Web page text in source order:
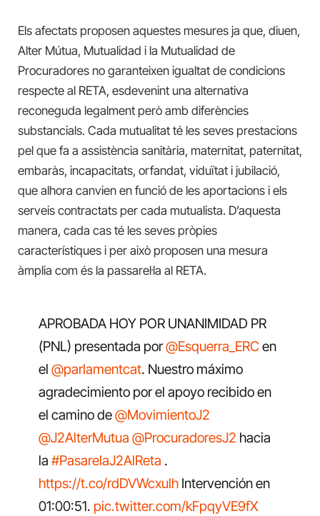
Els afectats proposen aquestes mesures ja que, diuen,
Alter Mútua, Mutualidad i la Mutualidad de
Procuradores no garanteixen igualtat de condicions
respecte al RETA, esdevenint una alternativa
reconeguda legalment però amb diferències
substancials. Cada mutualitat té les seves prestacions
pel que fa a assistència sanitària, maternitat, paternitat,
embaràs, incapacitats, orfandat, viduïtat i jubilació,
que alhora canvien en funció de les aportacions i els
serveis contractats per cada mutualista. D’aquesta
manera, cada cas té les seves pròpies
característiques i per això proposen una mesura
àmplia com és la passarel·la al RETA.
APROBADA HOY POR UNANIMIDAD PR
(PNL) presentada por@Esquerra_ERCen
el @parlamentcat. Nuestro máximo
agradecimiento por el apoyo recibido en
el camino de@MovimientoJ2
@J2AlterMutua @ProcuradoresJ2 hacia
la #PasarelaJ2AlReta .
https://t.co/rdDVWcxulhIntervención en
01:00:51. pic.twitter.com/kFpqyVE9fX